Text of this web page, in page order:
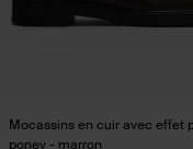
Mocassins en cuir avec effet
poney - marron